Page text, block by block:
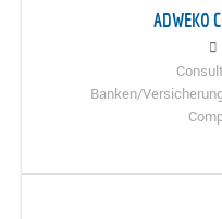
ADWEKO
Banken/